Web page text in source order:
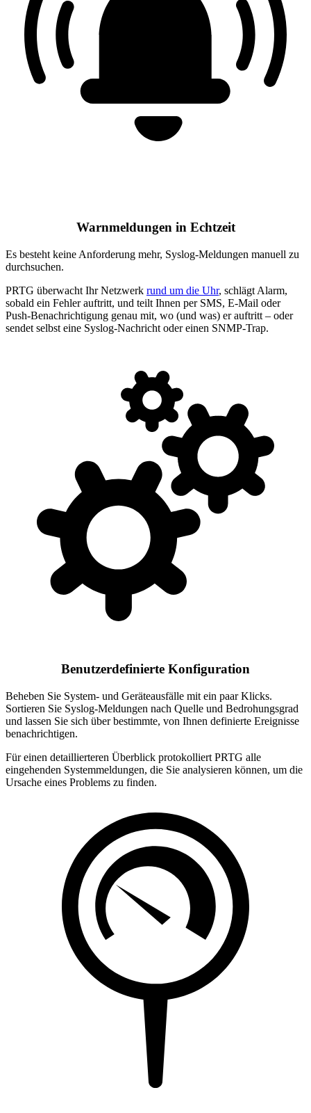
Warnmeldungen in Echtzeit
Es besteht keine Anforderung mehr, Syslog-Meldungen manuell zu
durchsuchen.
PRTG überwacht Ihr Netzwerk rund um die Uhr, schlägt Alarm,
sobald ein Fehler auftritt, und teilt Ihnen per SMS, E-Mail oder
Push-Benachrichtigung genau mit, wo (und was) er auftritt – oder
sendet selbst eine Syslog-Nachricht oder einen SNMP-Trap.
Benutzerdefinierte Konfiguration
Beheben Sie System- und Geräteausfälle mit ein paar Klicks.
Sortieren Sie Syslog-Meldungen nach Quelle und Bedrohungsgrad
und lassen Sie sich über bestimmte, von Ihnen definierte Ereignisse
benachrichtigen.
Für einen detaillierteren Überblick protokolliert PRTG alle
eingehenden Systemmeldungen, die Sie analysieren können, um die
Ursache eines Problems zu finden.